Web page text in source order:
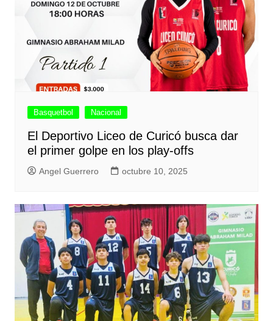
Basquetbol Nacional
El Deportivo Liceo de Curicó busca dar
el primer golpe en los play-offs
Angel Guerrero octubre 10, 2025